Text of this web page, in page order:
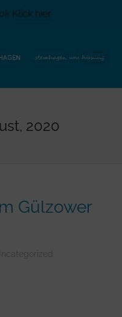
Klick hier
2020
Gülzower
Uncategorized